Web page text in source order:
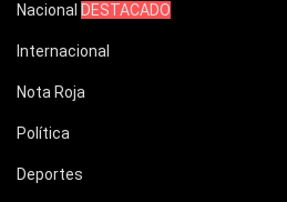
Nacional DESTACADO
Internacional
Nota Roja
Política
Deportes